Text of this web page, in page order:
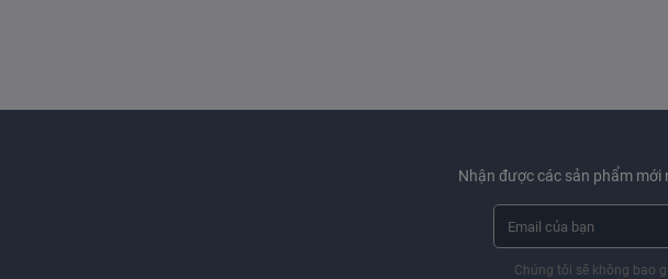
Nhận được các sản phẩm
Chúng tôi sẽ không bao